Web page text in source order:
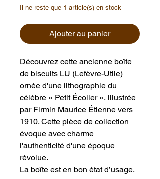
Il ne reste que 1 article(s) en stock
Ajouter au panier
Découvrez cette ancienne boîte
de biscuits LU (Lefèvre-Utile)
ornée d'une lithographie du
célèbre « Petit Écolier », illustrée
par Firmin Maurice Étienne vers
1910. Cette pièce de collection
évoque avec charme
l'authenticité d'une époque
révolue.
La boîte est en bon état d’usage,